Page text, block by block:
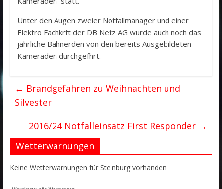
Unter den Augen zweier Notfallmanager und einer
Elektro Fachkrft der DB Netz AG wurde auch noch das
jährliche Bahnerden von den bereits Ausgebildeten
Kameraden durchgefhrt.
← Brandgefahren zu Weihnachten und
Silvester
2016/24 Notfalleinsatz First Responder →
Wetterwarnungen
Keine Wetterwarnungen für Steinburg vorhanden!